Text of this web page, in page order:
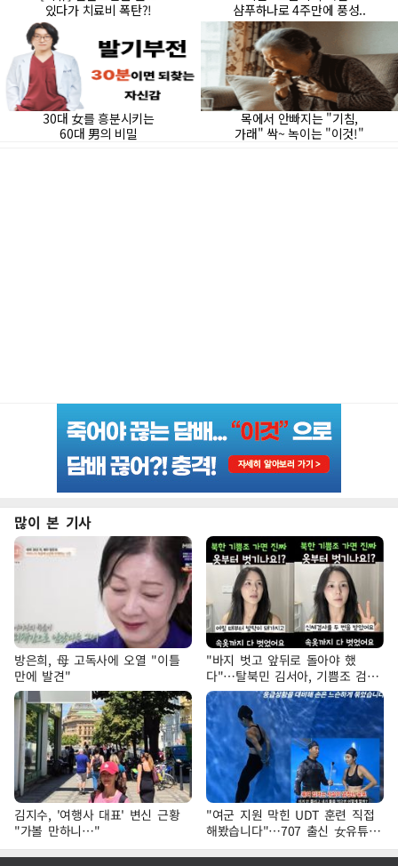
많이 본 기사
방은희, 母 고독사에 오열 "이틀
만에 발견"
"바지 벗고 앞뒤로 돌아야 했
다"…탈북민 김서아, 기쁨조 검사
수치심 회상
김지수, '여행사 대표' 변신 근황
"가볼 만하니…"
"여군 지원 막힌 UDT 훈련 직접
해봤습니다"…707 출신 女유튜버
'완벽 소화'